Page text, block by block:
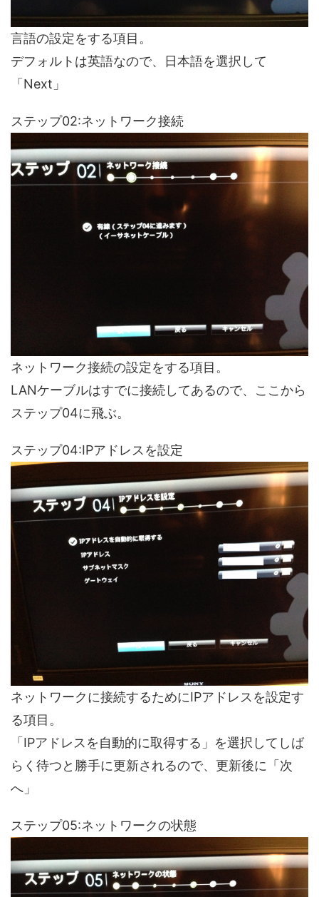
言語の設定をする項目。
デフォルトは英語なので、日本語を選択して
「Next」
ステップ02:ネットワーク接続
ネットワーク接続の設定をする項目。
LANケーブルはすでに接続してあるので、ここから
ステップ04に飛ぶ。
ステップ04:IPアドレスを設定
ネットワークに接続するためにIPアドレスを設定す
る項目。
「IPアドレスを自動的に取得する」を選択してしば
らく待つと勝手に更新されるので、更新後に「次
へ」
ステップ05:ネットワークの状態